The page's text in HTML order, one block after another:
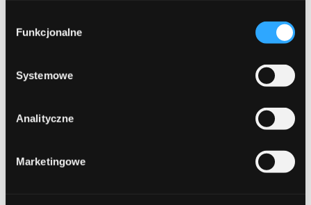
formy korzystania z plików cookies. Więcej:
Polityka
zgody
Funkcjonalne
Systemowe
Analityczne
Marketingowe
grudzień 2018
wrzesień 2018
lipiec 2018